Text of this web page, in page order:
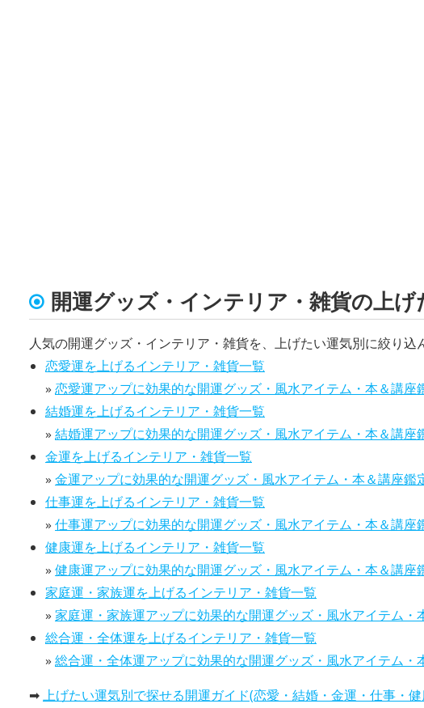
開運グッズ・インテリア・雑貨の上げ
人気の開運グッズ・インテリア・雑貨を、上げたい運気別に絞り込
恋愛運を上げるインテリア・雑貨一覧
» 恋愛運アップに効果的な開運グッズ・風水アイテム・本＆講座
結婚運を上げるインテリア・雑貨一覧
» 結婚運アップに効果的な開運グッズ・風水アイテム・本＆講座
金運を上げるインテリア・雑貨一覧
» 金運アップに効果的な開運グッズ・風水アイテム・本＆講座鑑
仕事運を上げるインテリア・雑貨一覧
» 仕事運アップに効果的な開運グッズ・風水アイテム・本＆講座
健康運を上げるインテリア・雑貨一覧
» 健康運アップに効果的な開運グッズ・風水アイテム・本＆講座
家庭運・家族運を上げるインテリア・雑貨一覧
» 家庭運・家族運アップに効果的な開運グッズ・風水アイテム・
総合運・全体運を上げるインテリア・雑貨一覧
» 総合運・全体運アップに効果的な開運グッズ・風水アイテム・
➡上げたい運気別で探せる開運ガイド(恋愛・結婚・金運・仕事・